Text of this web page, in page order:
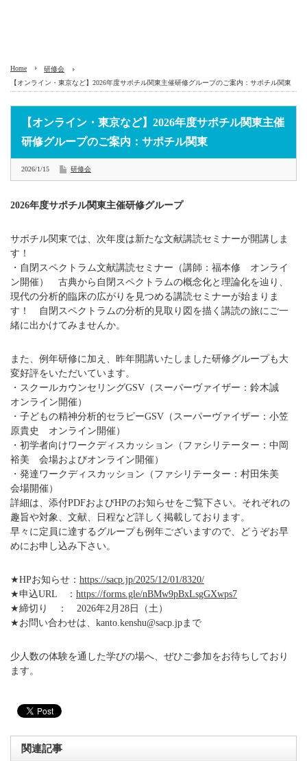
Home
研修会
【オンライン・東京など】2026年度サポチル関東主催研修グループのご案内：サポチル関東
【オンライン・東京など】2026年度サポチル関東主催
研修グループのご案内：サポチル関東
2026/1/15 研修会
2026年度サポチル関東主催研修グループ
サポチル関東では、次年度は新たな文献講読セミナーが開講しま
す！
・自閉スペクトラム文献講読セミナー（講師：福本修 オンライ
ン開催） 古典から自閉スペクトラムの概念化と理論化を辿り、
現代の分析的臨床の広がりを見つめる講読セミナーが始まりま
す！ 自閉スペクトラムの分析的見取り図を描く講読の旅にご一
緒に出かけてみませんか。
また、例年研修に加え、昨年開講いたしました研修グループも大
変好評をいただいています。
・スクールカウンセリングGSV（スーパーヴァイザー：鈴木誠
オンライン開催）
・子どもの精神分析的セラピーGSV（スーパーヴァイザー：小笠
原貴史 オンライン開催）
・初学者向けワークディスカッション（ファシリテーター：中岡
裕美 会場およびオンライン開催）
・発達ワークディスカッション（ファシリテーター：村田朱美
会場開催）
詳細は、添付PDFおよびHPのお知らせをご覧下さい。それぞれの
趣旨や対象、文献、日程など詳しく掲載しております。
早々に定員に達するグループも例年ございますので、どうぞお早
めにお申し込み下さい。
★HPお知らせ： https://sacp.jp/2025/12/01/8320/
★︎申込URL ： https://forms.gle/nBMw9pBxLsgGXwps7
★締切り ： 2026年2月28日（土）
★お問い合わせは、kanto.kenshu@sacp.jpまで
少人数の体験を通した学びの場へ、ぜひご参加をお待ちしており
ます。
関連記事